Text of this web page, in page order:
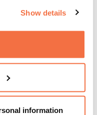
Show details
information